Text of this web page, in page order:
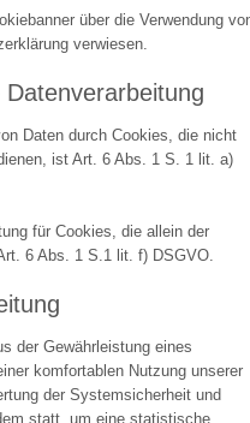
über die Verwendung
verwiesen.
Daten durch Cookies, die nicht
ist Art. 6 Abs. 1 S. 1 lit. a)
für Cookies, die allein der
6 Abs. 1 S.1 lit. f) DSGVO.
der Gewährleistung eines
komfortablen Nutzung unserer
der Systemsicherheit und
statt, um eine statistische